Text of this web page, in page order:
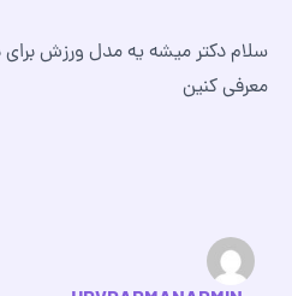
سلام دکتر میشه یه مدل ورزش
معرفی کنین